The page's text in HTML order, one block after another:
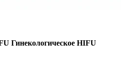
Гинекологическое HIFU